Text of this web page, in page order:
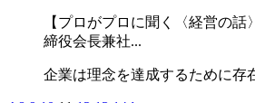
【プロがプロに聞く〈経営の話
締役会長兼社...
企業は理念を達成するために存